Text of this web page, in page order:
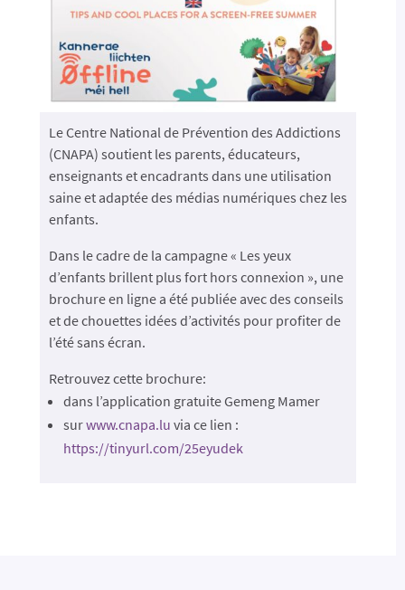
Le Centre National de Prévention des Addictions
(CNAPA) soutient les parents, éducateurs,
enseignants et encadrants dans une utilisation
saine et adaptée des médias numériques chez les
enfants.
Dans le cadre de la campagne « Les yeux
d’enfants brillent plus fort hors connexion », une
brochure en ligne a été publiée avec des conseils
et de chouettes idées d’activités pour profiter de
l’été sans écran.
Retrouvez cette brochure:
dans l’application gratuite Gemeng Mamer
sur www.cnapa.lu
https://tinyurl.com/25eyudek